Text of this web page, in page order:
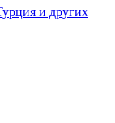
и других